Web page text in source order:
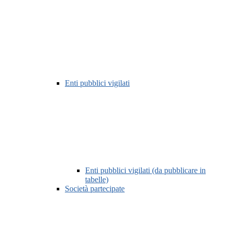
Enti pubblici vigilati
Enti pubblici vigilati (da pubblicare in
tabelle)
Società partecipate